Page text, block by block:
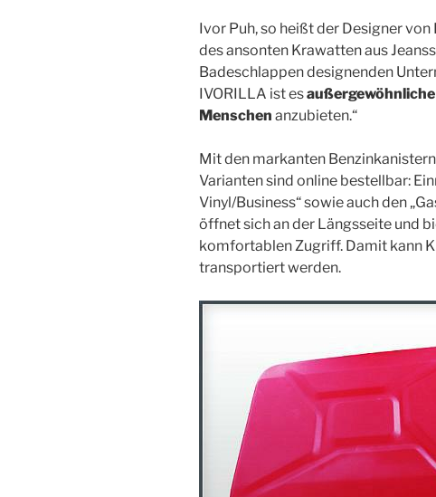
Ivor Puh, so heißt der Designer
des ansonten Krawatten aus
Badeschlappen designenden
IVORILLA ist es
Menschen anzubieten.“
Mit den markanten
Varianten sind online bestellbar:
Vinyl/Business“ sowie auch den
öffnet sich an der Längsseite und
komfortablen Zugriff. Damit kann
transportiert werden.